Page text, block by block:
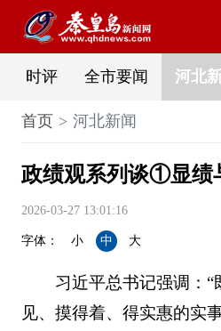
时评 全市要闻 河北
首页 河北新闻
政绩观系列谈①显绩
2026-03-27 13:01:16
字体： 小 中 大
习近平总书记强调：
见、摸得着、得实惠的实